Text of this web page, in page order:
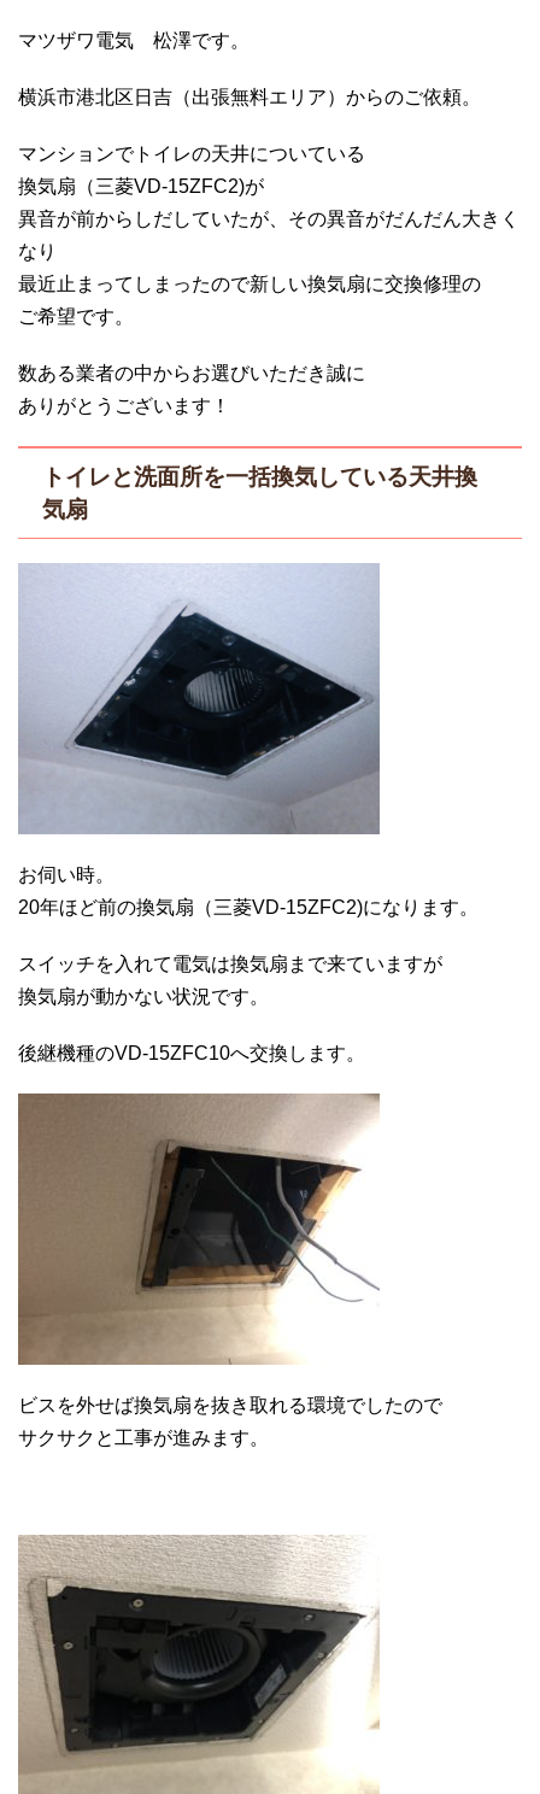
マツザワ電気 松澤です。
横浜市港北区日吉（出張無料エリア）からのご依頼。
マンションでトイレの天井についている
換気扇（三菱VD-15ZFC2)が
異音が前からしだしていたが、その異音がだんだん大きく
なり
最近止まってしまったので新しい換気扇に交換修理の
ご希望です。
数ある業者の中からお選びいただき誠に
ありがとうございます！
トイレと洗面所を一括換気している天井換
気扇
お伺い時。
20年ほど前の換気扇（三菱VD-15ZFC2)になります。
スイッチを入れて電気は換気扇まで来ていますが
換気扇が動かない状況です。
後継機種のVD-15ZFC10へ交換します。
ビスを外せば換気扇を抜き取れる環境でしたので
サクサクと工事が進みます。